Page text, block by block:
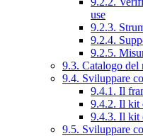
use
9.2.3.
9.2.4.
9.2.5.
9.3. Catalogo del
9.4. Sviluppare
9.4.1. Il
9.4.2. Il kit
9.4.3. Il kit
9.5. Sviluppare